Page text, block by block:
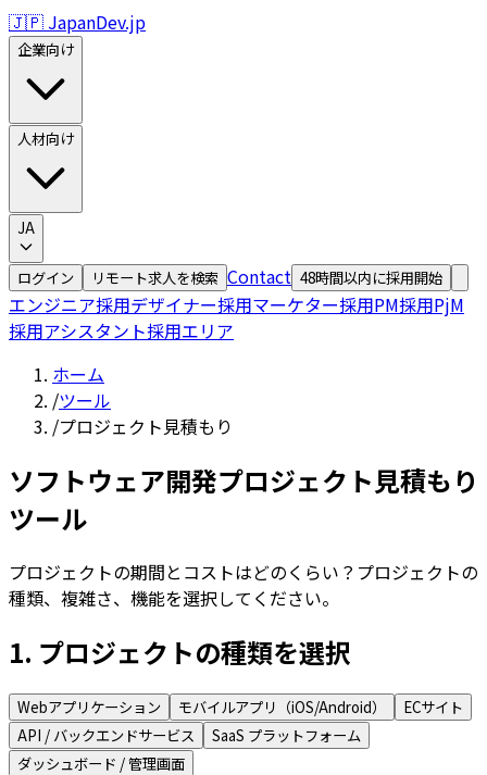
🇯🇵 JapanDev.jp
企業向け
人材向け
JA
ログイン リモート求人を検索 Contact 48時間以内に採用開始
エンジニア採用デザイナー採用マーケター採用PM採用PjM
採用アシスタント採用エリア
ホーム
/ツール
/プロジェクト見積もり
ソフトウェア開発プロジェクト見積もり
ツール
プロジェクトの期間とコストはどのくらい？プロジェクトの
種類、複雑さ、機能を選択してください。
1. プロジェクトの種類を選択
Webアプリケーション モバイルアプリ（iOS/Android）
ECサイト
API / バックエンドサービス
SaaS プラットフォーム
ダッシュボード / 管理画面